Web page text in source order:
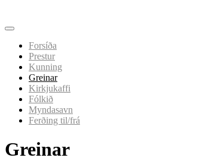
Forsíða
Prestur
Kunning
Greinar
Kirkjukaffi
Fólkið
Myndasavn
Ferðing til/frá
Greinar